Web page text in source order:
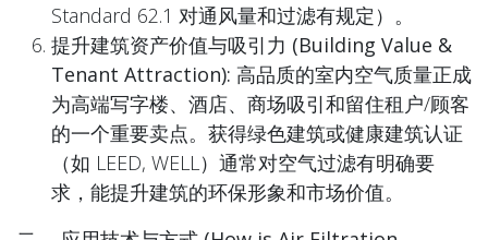
Standard 62.1 对通风量和过滤有规定）。
提升建筑资产价值与吸引力 (Building Value &
Tenant Attraction): 高品质的室内空气质量正成
为高端写字楼、酒店、商场吸引和留住租户/顾客
的一个重要卖点。获得绿色建筑或健康建筑认证
（如 LEED, WELL）通常对空气过滤有明确要
求，能提升建筑的环保形象和市场价值。